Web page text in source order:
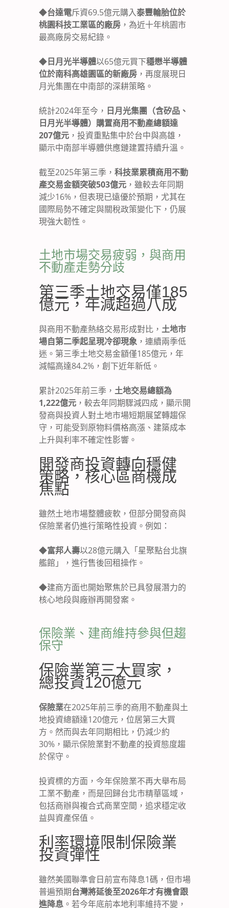
◆台達電斥資69.5億元購入泰豐輪胎位於
桃園科技工業區的廠房 ，為近十年桃園市
最高廠房交易紀錄。
◆日月光半導體以65億元買下穩懋半導體
位於南科高雄園區的新廠房 ，再度展現日
月光集團在中南部的深耕策略。
統計2024年至今， 日月光集團（含矽品、
日月光半導體）購置商用不動產總額達
207億元 ，投資重點集中於台中與高雄，
顯示中南部半導體供應鏈建置持續升溫。
截至2025年第三季， 科技業累積商用不動
產交易金額突破503億元 ，雖較去年同期
減少16%，但表現已遠優於預期，尤其在
國際局勢不確定與關稅政策變化下，仍展
現強大韌性。
土地市場交易疲弱，與商用
不動產走勢分歧
第三季土地交易僅185
億元，年減超過八成
與商用不動產熱絡交易形成對比， 土地市
場自第二季起呈現冷卻現象 ，連續兩季低
迷。第三季土地交易金額僅185億元，年
減幅高達84.2%，創下近年新低。
累計2025年前三季， 土地交易總額為
1,222億元 ，較去年同期驟減四成，顯示開
發商與投資人對土地市場短期展望轉趨保
守，可能受到原物料價格高漲、建築成本
上升與利率不確定性影響。
開發商投資轉向穩健
策略，核心區商機成
焦點
雖然土地市場整體疲軟，但部分開發商與
保險業者仍進行策略性投資。例如：
◆富邦人壽以28億元購入「星聚點台北旗
艦館」，進行售後回租操作。
◆建商方面也開始聚焦於已具發展潛力的
核心地段與廠辦再開發案。
保險業、建商維持參與但趨
保守
保險業第三大買家，
總投資120億元
保險業在2025年前三季的商用不動產與土
地投資總額達120億元，位居第三大買
方。然而與去年同期相比，仍減少約
30%，顯示保險業對不動產的投資態度趨
於保守。
投資標的方面，今年保險業不再大舉布局
工業不動產，而是回歸台北市精華區域，
包括商辦與複合式商業空間，追求穩定收
益與資產保值。
利率環境限制保險業
投資彈性
雖然美國聯準會日前宣布降息1碼，但市場
普遍預期台灣將延後至2026年才有機會跟
進降息 。若今年底前本地利率維持不變，